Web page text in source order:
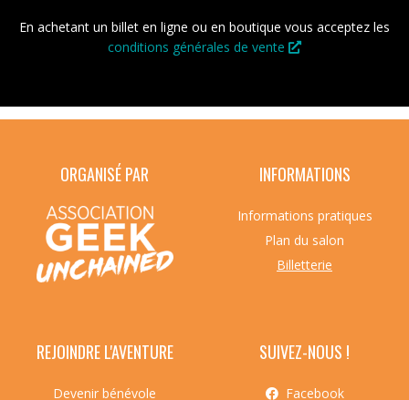
En achetant un billet en ligne ou en boutique vous acceptez les
conditions générales de vente
ORGANISÉ PAR INFORMATIONS
Informations pratiques
Plan du salon
Billetterie
REJOINDRE L'AVENTURE
Devenir bénévole
SUIVEZ-NOUS !
Facebook